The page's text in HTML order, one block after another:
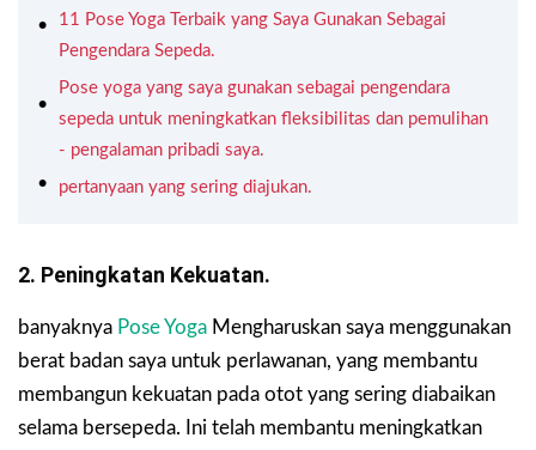
11 Pose Yoga Terbaik yang Saya Gunakan Sebagai
Pengendara Sepeda.
Pose yoga yang saya gunakan sebagai pengendara
sepeda untuk meningkatkan fleksibilitas dan pemulihan
- pengalaman pribadi saya.
pertanyaan yang sering diajukan.
2. Peningkatan Kekuatan.
banyaknya Pose Yoga Mengharuskan saya menggunakan
berat badan saya untuk perlawanan, yang membantu
membangun kekuatan pada otot yang sering diabaikan
selama bersepeda. Ini telah membantu meningkatkan